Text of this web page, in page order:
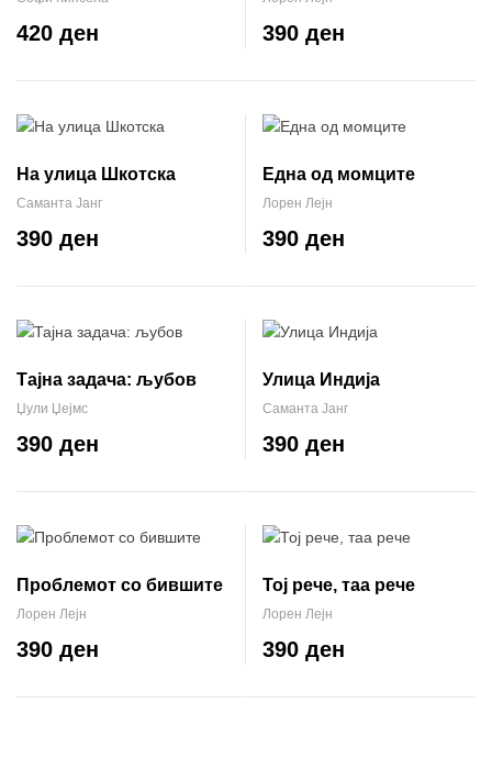
420 ден 390 ден
На улица Шкотска
Саманта Јанг
390 ден
Една од момците
Лорен Лејн
390 ден
Тајна задача: љубов
Џули Џејмс
390 ден
Улица Индија
Саманта Јанг
390 ден
Проблемот со бившите
Лорен Лејн
390 ден
Тој рече, таа рече
Лорен Лејн
390 ден